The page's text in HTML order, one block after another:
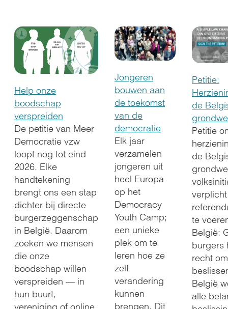
Help onze
boodschap
verspreiden
De petitie van Meer
Democratie vzw
loopt nog tot eind
2026. Elke
handtekening
brengt ons een stap
dichter bij directe
burgerzeggenschap
in België. Daarom
zoeken we mensen
die onze
boodschap willen
verspreiden — in
hun buurt,
vereniging of online
Jongeren
bouwen aan
de toekomst
van de
democratie
Elk jaar
verzamelen
jongeren uit
heel Europa
op het
Democracy
Youth Camp;
een unieke
plek om te
leren hoe ze
zelf
verandering
kunnen
brengen. Dit
Petitie:
de
Petitie
de
verplicht
te
België:
burgers
recht
België
alle